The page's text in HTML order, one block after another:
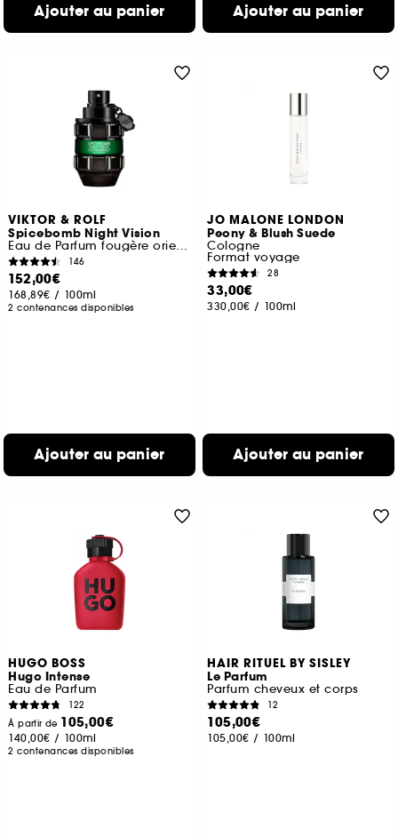
Ajouter au panier Ajouter au panier
VIKTOR & ROLF
Spicebomb Night Vision
Eau de Parfum fougère orientale pour Homme
146
152,00€
168,89€ / 100ml
2 contenances disponibles
Ajouter au panier
JO MALONE LONDON
Peony & Blush Suede
Cologne
Format voyage
28
33,00€
330,00€ / 100ml
Ajouter au panier
HUGO BOSS
Hugo Intense
Eau de Parfum
122
À partir de 105,00€
140,00€ / 100ml
2 contenances disponibles
HAIR RITUEL BY SISLEY
Le Parfum
Parfum cheveux et corps
12
105,00€
105,00€ / 100ml